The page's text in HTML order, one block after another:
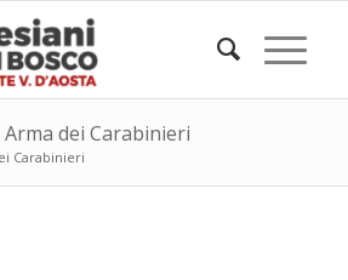
dei Carabinieri
Carabinieri